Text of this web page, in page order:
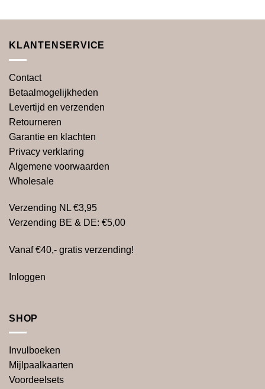
KLANTENSERVICE
Contact
Betaalmogelijkheden
Levertijd en verzenden
Retourneren
Garantie en klachten
Privacy verklaring
Algemene voorwaarden
Wholesale
Verzending NL €3,95
Verzending BE & DE: €5,00
Vanaf €40,- gratis verzending!
Inloggen
SHOP
Invulboeken
Mijlpaalkaarten
Voordeelsets